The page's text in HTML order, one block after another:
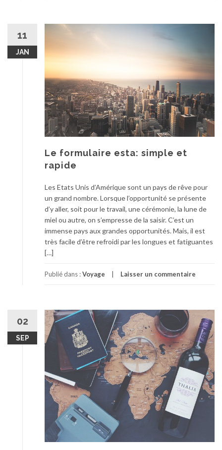
11
JAN
Le formulaire esta: simple et
rapide
Les Etats Unis d’Amérique sont un pays de rêve pour
un grand nombre. Lorsque l’opportunité se présente
d’y aller, soit pour le travail, une cérémonie, la lune de
miel ou autre, on s’empresse de la saisir. C’est un
immense pays aux grandes opportunités. Mais, il est
très facile d’être refroidi par les longues et fatiguantes
[…]
Publié dans :Voyage Laisser un commentaire
02
SEP